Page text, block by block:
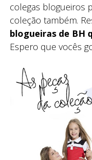
colegas blogueiros
coleção também.
blogueiras de BH
Espero que vocês